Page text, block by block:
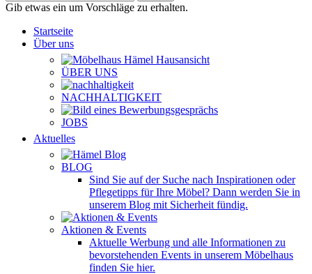
Gib etwas ein um Vorschläge zu erhalten.
Startseite
Über uns
ÜBER UNS
NACHHALTIGKEIT
JOBS
Aktuelles
BLOG
Sind Sie auf der Suche nach Inspirationen oder
Pflegetipps für Ihre Möbel? Dann werden Sie in
unserem Blog mit Sicherheit fündig.
Aktionen & Events
Aktuelle Werbung und alle Informationen zu
bevorstehenden Events in unserem Möbelhaus
finden Sie hier.